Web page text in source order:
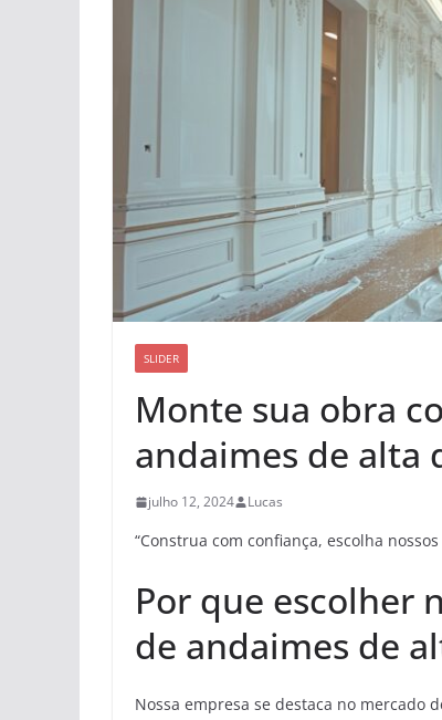
SLIDER
Monte sua obra
andaimes de alta
julho 12, 2024 Lucas
“Construa com confiança, escolha
Por que escolher
de andaimes de
Nossa empresa se destaca no mercado